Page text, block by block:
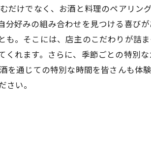
だけでなく、お酒と料理のペアリン
好みの組み合わせを見つける喜びが
。そこには、店主のこだわりが詰ま
れます。さらに、季節ごとの特別
を通じての特別な時間を皆さんも体
さい。